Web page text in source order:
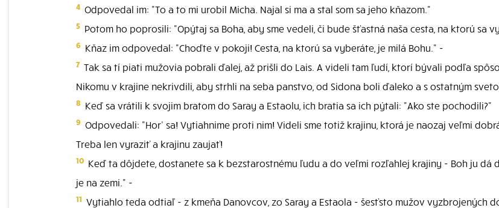
4 Odpovedal im: "To a to mi urobil Micha. Najal si ma a stal som sa jeho kňazom."
5 Potom ho poprosili: "Opýtaj sa Boha, aby sme vedeli, či bude šťastná naša cesta, na ktorú sa
6 Kňaz im odpovedal: "Choďte v pokoji! Cesta, na ktorú sa vyberáte, je milá Bohu." -
7 Tak sa tí piati mužovia pobrali ďalej, až prišli do Lais. A videli tam ľudí, ktorí bývali podľa
Nikomu v krajine nekrivdili, aby strhli na seba panstvo, od Sidona boli ďaleko a s ostatným
8 Keď sa vrátili k svojim bratom do Saray a Estaolu, ich bratia sa ich pýtali: "Ako ste pochodili?"
9 Odpovedali: "Hor' sa! Vytiahnime proti nim! Videli sme totiž krajinu, ktorá je naozaj veľmi
Treba len vyraziť a krajinu zaujať!
10 Keď ta dôjdete, dostanete sa k bezstarostnému ľudu a do veľmi rozľahlej krajiny - Boh ju dá
je na zemi." -
11 Vytiahlo teda odtiaľ - z kmeňa Danovcov, zo Saray a Estaola - šesťsto mužov vyzbrojených